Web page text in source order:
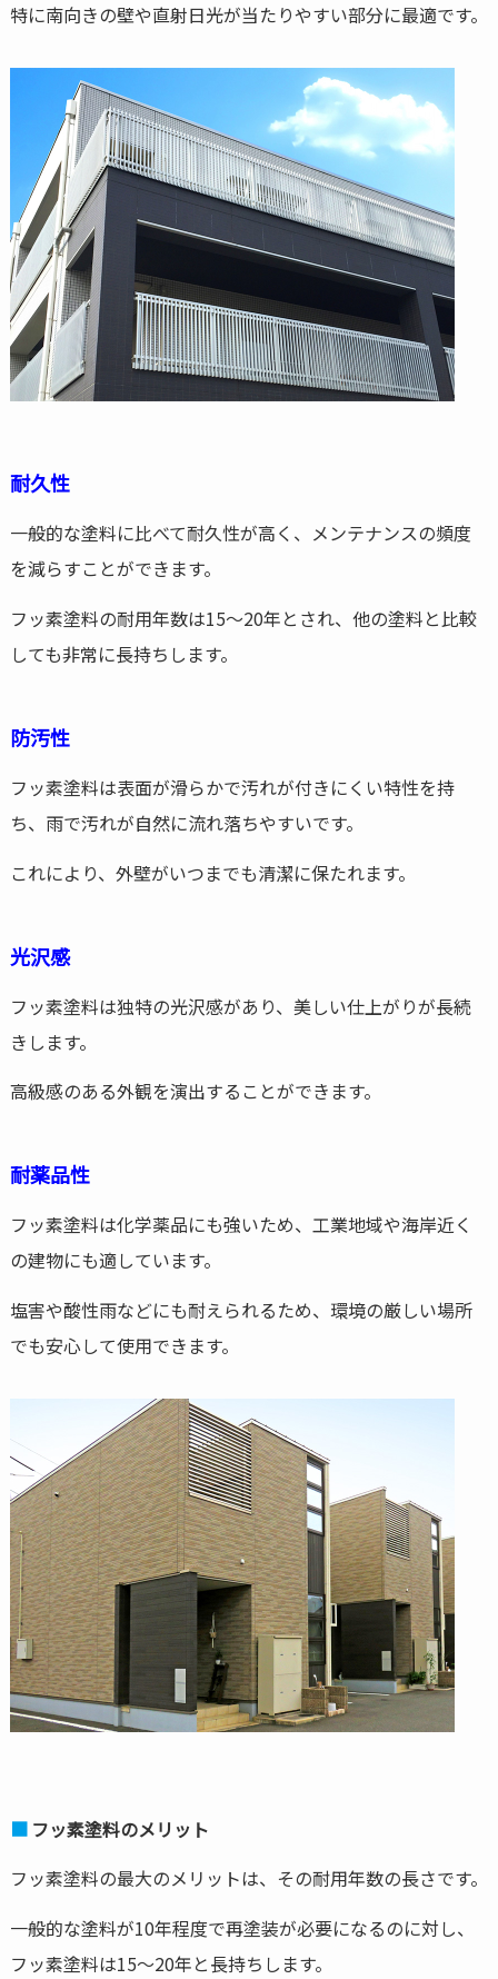
特に南向きの壁や直射日光が当たりやすい部分に最適です。
耐久性
一般的な塗料に比べて耐久性が高く、メンテナンスの頻度
を減らすことができます。
フッ素塗料の耐用年数は15～20年とされ、他の塗料と比較
しても非常に長持ちします。
防汚性
フッ素塗料は表面が滑らかで汚れが付きにくい特性を持
ち、雨で汚れが自然に流れ落ちやすいです。
これにより、外壁がいつまでも清潔に保たれます。
光沢感
フッ素塗料は独特の光沢感があり、美しい仕上がりが長続
きします。
高級感のある外観を演出することができます。
耐薬品性
フッ素塗料は化学薬品にも強いため、工業地域や海岸近く
の建物にも適しています。
塩害や酸性雨などにも耐えられるため、環境の厳しい場所
でも安心して使用できます。
フッ素塗料のメリット
フッ素塗料の最大のメリットは、その耐用年数の長さです。
一般的な塗料が10年程度で再塗装が必要になるのに対し、
フッ素塗料は15～20年と長持ちします。